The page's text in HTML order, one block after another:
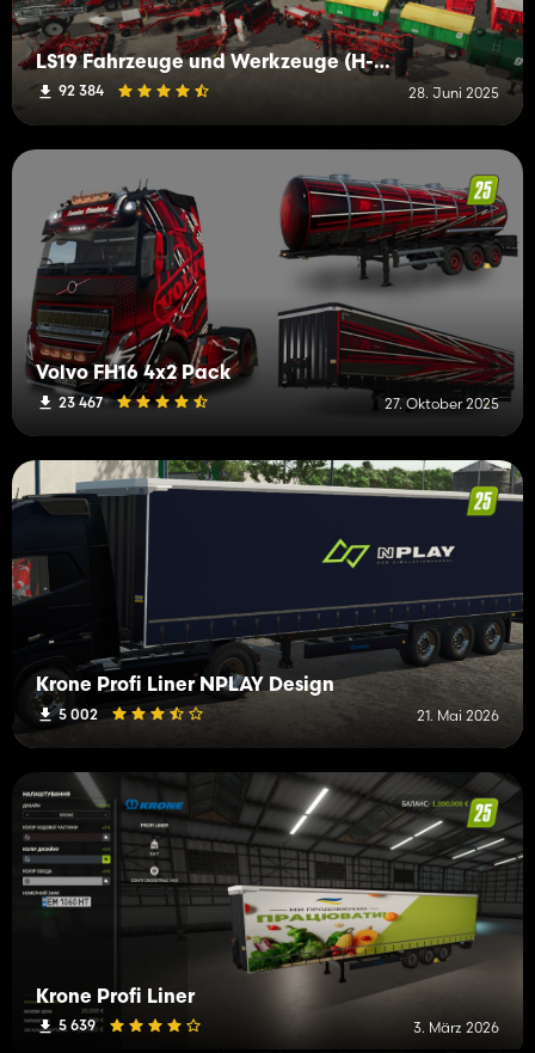
LS19 Fahrzeuge und Werkzeuge (H-K)
92 384 28. Juni 2025
Volvo FH16 4x2 Pack
23 467 27. Oktober 2025
Krone Profi Liner NPLAY Design
5 002 21. Mai 2026
Krone Profi Liner
5 639 3. März 2026